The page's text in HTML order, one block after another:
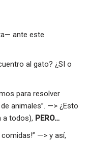
ante este
al gato? ¿SI o
para resolver
animales”. —> ¿Esto
a todos), PERO…
—> y así,